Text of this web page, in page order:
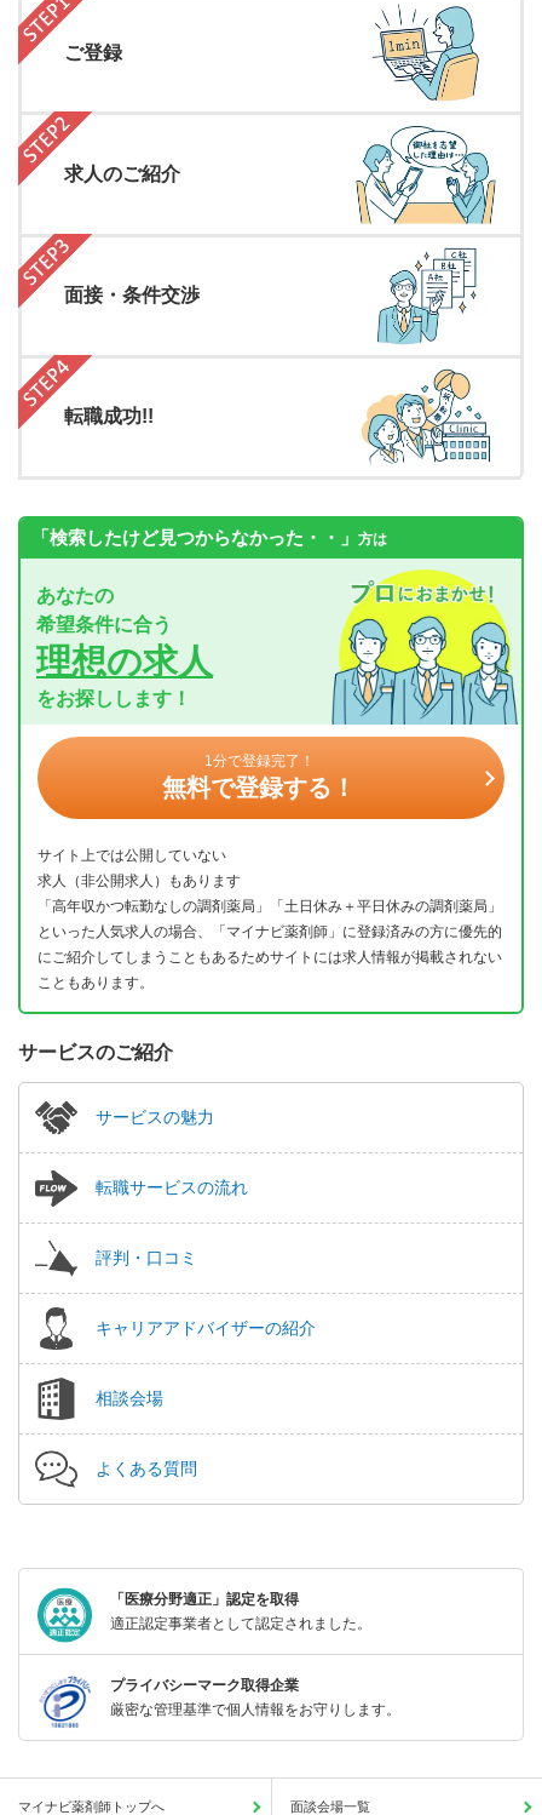
ご登録
求人のご紹介
面接・条件交渉
転職成功!!
「検索したけど見つからなかった・・」 方は
あなたの
希望条件に合う
理想の求人
をお探しします！
1分で登録完了！
無料で登録する！
サイト上では公開していない
求人（非公開求人）もあります
「高年収かつ転勤なしの調剤薬局」「土日休み＋平日休みの調剤薬局」
といった人気求人の場合、「マイナビ薬剤師」に登録済みの方に優先的
にご紹介してしまうこともあるためサイトには求人情報が掲載されない
こともあります。
サービスのご紹介
サービスの魅力
転職サービスの流れ
評判・口コミ
キャリアアドバイザーの紹介
相談会場
よくある質問
「医療分野適正」認定を取得
適正認定事業者として認定されました。
プライバシーマーク取得企業
厳密な管理基準で個人情報をお守りします。
マイナビ薬剤師トップへ 面談会場一覧